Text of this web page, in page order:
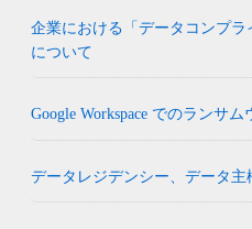
企業における「データコンプ
について
Google Workspace でのランサ
データレジデンシー、データ